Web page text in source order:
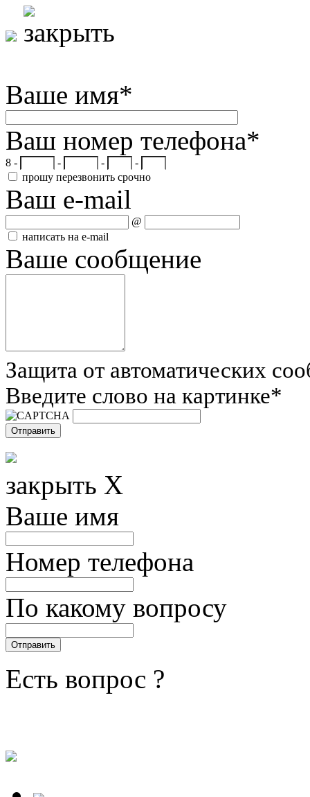
Ваше имя*
Ваш номер телефона*
8 - - -
-
прошу перезвонить срочно
Ваш e-mail
@
написать на e-mail
Ваше сообщение
Защита от автоматических
Введите слово на картинке*
закрыть X
Ваше имя
Номер телефона
По какому вопросу
Есть вопрос ?